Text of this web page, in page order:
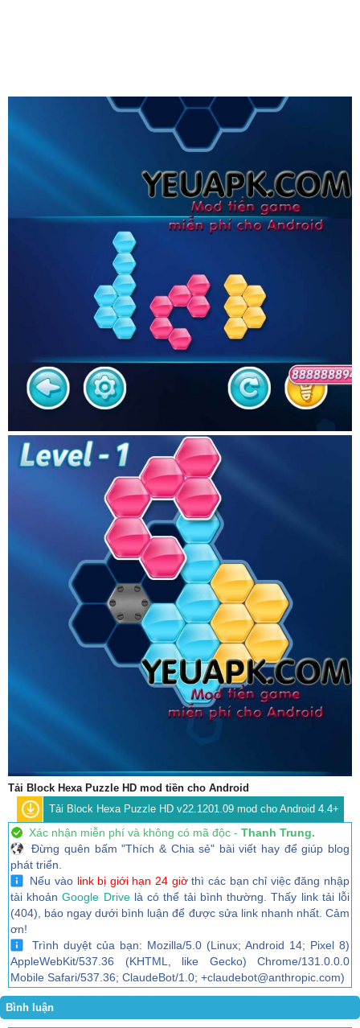
Tải Block Hexa Puzzle HD mod tiền cho Android
Tải Block Hexa Puzzle HD v22.1201.09 mod cho Android 4.4+
Xác nhận miễn phí và không có mã độc - Thanh Trung.
Đừng quên bấm "Thích & Chia sẻ" bài viết hay để giúp blog
phát triển.
Nếu vào link bị giới hạn 24 giờthì các bạn chỉ việc đăng nhập
tài khoảnGoogle Drivelà có thể tải bình thường. Thấy link tải lỗi
(404), báo ngay dưới bình luận để được sửa link nhanh nhất. Cảm
ơn!
Trình duyệt của bạn: Mozilla/5.0 (Linux; Android 14; Pixel 8)
AppleWebKit/537.36 (KHTML, like Gecko) Chrome/131.0.0.0
Mobile Safari/537.36; ClaudeBot/1.0; +claudebot@anthropic.com)
Bình luận